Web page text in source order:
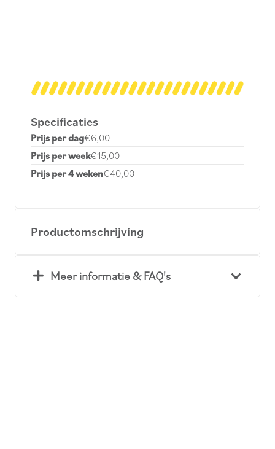
Specificaties
Prijs per dag€6,00
Prijs per week€15,00
Prijs per 4 weken€40,00
Productomschrijving
Meer informatie & FAQ's